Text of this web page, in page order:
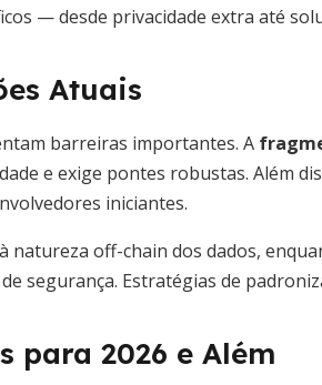
— desde privacidade extra até
Atuais
barreiras importantes. A
e exige pontes robustas. Além
iniciantes.
natureza off-chain dos dados,
segurança. Estratégias de
para 2026 e Além